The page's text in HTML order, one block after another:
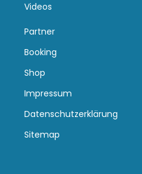
Videos
Partner
Booking
Shop
Impressum
Datenschutzerklärung
Sitemap